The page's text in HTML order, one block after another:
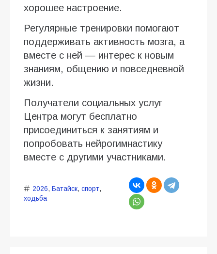
хорошее настроение.
Регулярные тренировки помогают
поддерживать активность мозга, а
вместе с ней — интерес к новым
знаниям, общению и повседневной
жизни.
Получатели социальных услуг
Центра могут бесплатно
присоединиться к занятиям и
попробовать нейрогимнастику
вместе с другими участниками.
2026, Батайск, спорт,
ходьба